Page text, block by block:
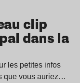
clip
dans la
les petites infos
que vous auriez…